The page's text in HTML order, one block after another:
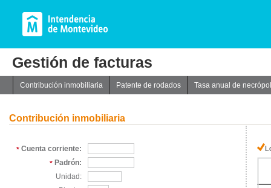
Gestión de facturas
Contribución inmobiliaria Patente de rodados Tasa anual de
Contribución inmobiliaria
* Cuenta corriente:
* Padrón:
Unidad: